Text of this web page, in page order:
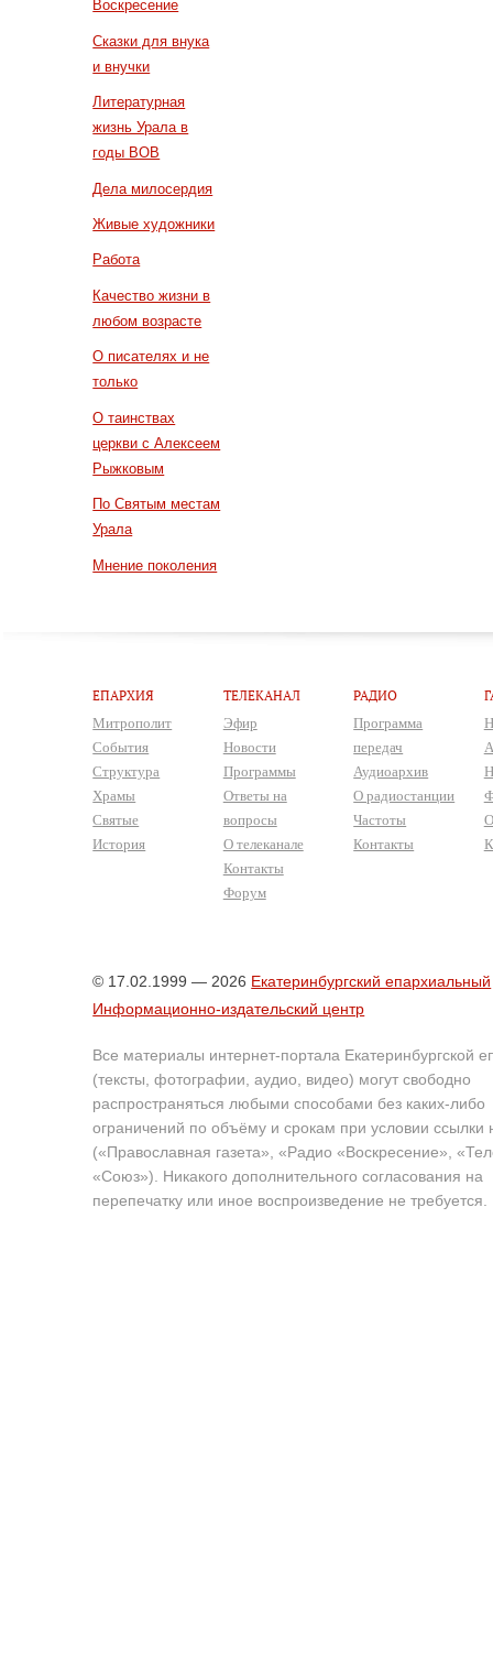
Воскресение
Сказки для внука
и внучки
Литературная
жизнь Урала в
годы ВОВ
Дела милосердия
Живые художники
Работа
Качество жизни в
любом возрасте
О писателях и не
только
О таинствах
церкви с Алексеем
Рыжковым
По Святым местам
Урала
Мнение поколения
ЕПАРХИЯ
Митрополит
События
Структура
Храмы
Святые
История
ТЕЛЕКАНАЛ
Эфир
Новости
Программы
Ответы на
вопросы
О телеканале
Контакты
Форум
РАДИО
Программа
передач
Аудиоархив
О радиостанции
Частоты
Контакты
© 17.02.1999 — 2026 Екатеринбургский епархиальный
Информационно-издательский центр
Все материалы интернет-портала Екатеринбургской
(тексты, фотографии, аудио, видео) могут свободно
распространяться любыми способами без каких-либо
ограничений по объёму и срокам при условии ссылки
(«Православная газета», «Радио «Воскресение»,
«Союз»). Никакого дополнительного согласования на
перепечатку или иное воспроизведение не требуется.